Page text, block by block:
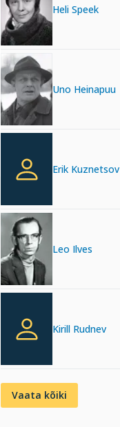
Heli Speek
Uno Heinapuu
Erik Kuznetsov
Leo Ilves
Kirill Rudnev
Vaata kõiki